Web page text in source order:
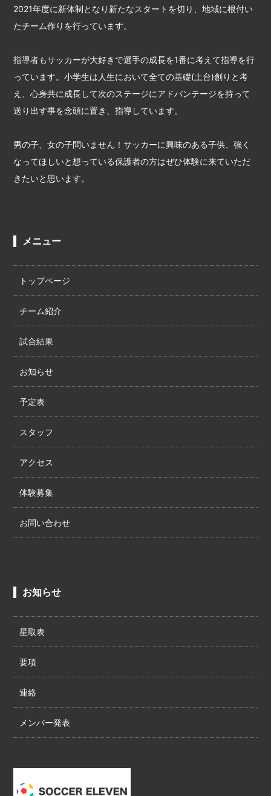
2021年度に新体制となり新たなスタートを切り、地域に根付い
たチーム作りを行っています。
指導者もサッカーが大好きで選手の成長を1番に考えて指導を行
っています。小学生は人生において全ての基礎(土台)創りと考
え、心身共に成長して次のステージにアドバンテージを持って
送り出す事を念頭に置き、指導しています。
男の子、女の子問いません！サッカーに興味のある子供、強く
なってほしいと想っている保護者の方はぜひ体験に来ていただ
きたいと思います。
メニュー
トップページ
チーム紹介
試合結果
お知らせ
予定表
スタッフ
アクセス
体験募集
お問い合わせ
お知らせ
星取表
要項
連絡
メンバー発表